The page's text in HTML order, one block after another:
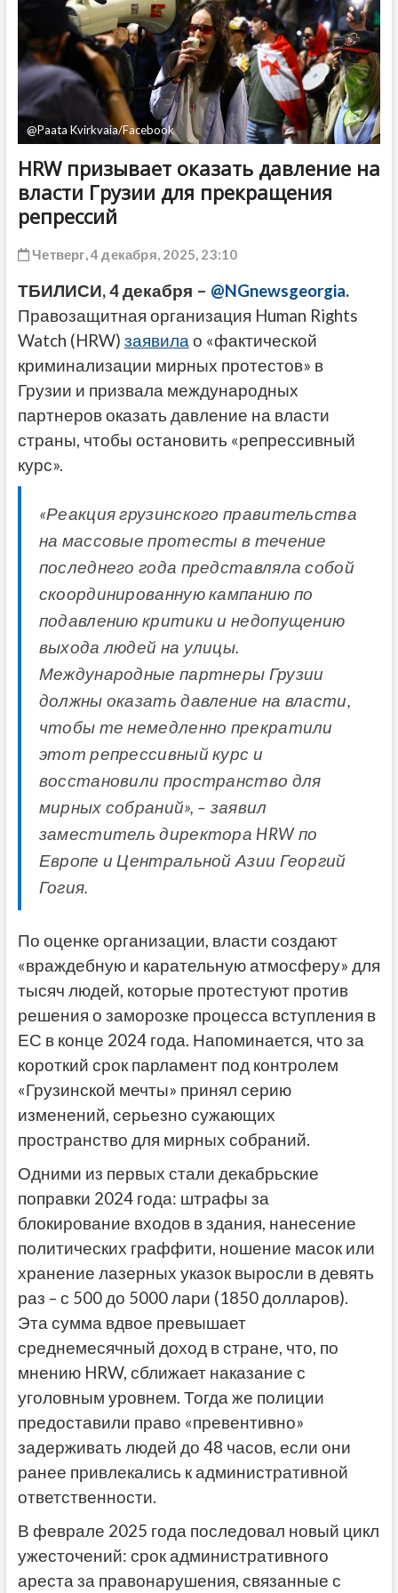
@Paata Kvirkvaia/Facebook
HRW призывает оказать давление на
власти Грузии для прекращения
репрессий
Четверг, 4 декабря, 2025, 23:10
ТБИЛИСИ, 4 декабря – @NGnewsgeorgia.
Правозащитная организация Human Rights
Watch (HRW) заявилао «фактической
криминализации мирных протестов» в
Грузии и призвала международных
партнеров оказать давление на власти
страны, чтобы остановить «репрессивный
курс».
«Реакция грузинского правительства
на массовые протесты в течение
последнего года представляла собой
скоординированную кампанию по
подавлению критики и недопущению
выхода людей на улицы.
Международные партнеры Грузии
должны оказать давление на власти,
чтобы те немедленно прекратили
этот репрессивный курс и
восстановили пространство для
мирных собраний», – заявил
заместитель директора HRW по
Европе и Центральной Азии Георгий
Гогия.
По оценке организации, власти создают
«враждебную и карательную атмосферу» для
тысяч людей, которые протестуют против
решения о заморозке процесса вступления в
ЕС в конце 2024 года. Напоминается, что за
короткий срок парламент под контролем
«Грузинской мечты» принял серию
изменений, серьезно сужающих
пространство для мирных собраний.
Одними из первых стали декабрьские
поправки 2024 года: штрафы за
блокирование входов в здания, нанесение
политических граффити, ношение масок или
хранение лазерных указок выросли в девять
раз – с 500 до 5000 лари (1850 долларов).
Эта сумма вдвое превышает
среднемесячный доход в стране, что, по
мнению HRW, сближает наказание с
уголовным уровнем. Тогда же полиции
предоставили право «превентивно»
задерживать людей до 48 часов, если они
ранее привлекались к административной
ответственности.
В феврале 2025 года последовал новый цикл
ужесточений: срок административного
ареста за правонарушения, связанные с